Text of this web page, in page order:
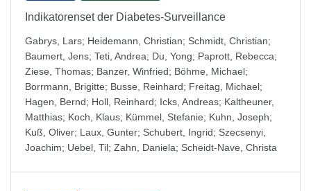
Indikatorenset der Diabetes-Surveillance
Gabrys, Lars; Heidemann, Christian; Schmidt, Christian;
Baumert, Jens; Teti, Andrea; Du, Yong; Paprott, Rebecca;
Ziese, Thomas; Banzer, Winfried; Böhme, Michael;
Borrmann, Brigitte; Busse, Reinhard; Freitag, Michael;
Hagen, Bernd; Holl, Reinhard; Icks, Andreas; Kaltheuner,
Matthias; Koch, Klaus; Kümmel, Stefanie; Kuhn, Joseph;
Kuß, Oliver; Laux, Gunter; Schubert, Ingrid; Szecsenyi,
Joachim; Uebel, Til; Zahn, Daniela; Scheidt-Nave, Christa